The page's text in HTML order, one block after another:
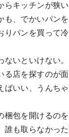
キッチンが狭
、でかいパン
パンを買って
いといけない
店を探すのが
いい、うんちゃ
包を開けるの
も取らなかっ